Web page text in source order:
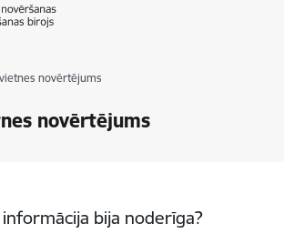
novērtējums
novērtējums
informācija bija noderīga?